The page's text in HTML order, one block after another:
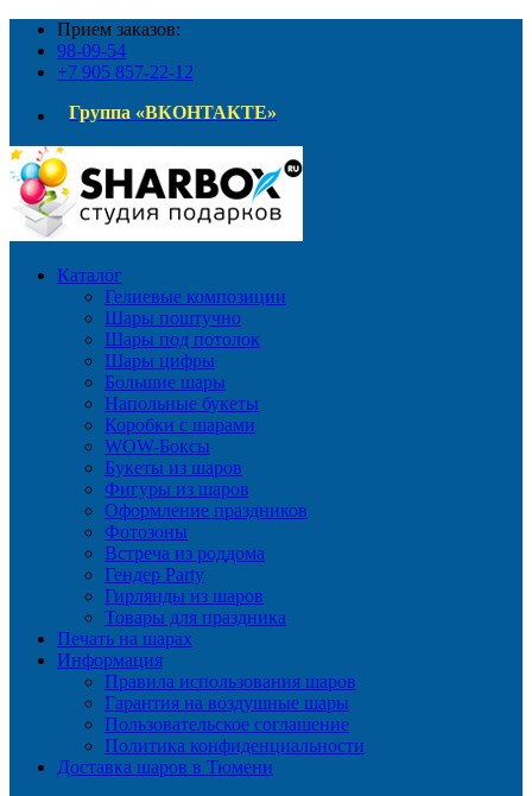
Прием заказов:
98-09-54
+7 905 857-22-12
Группа «ВКОНТАКТЕ»
Каталог
Гелиевые композиции
Шары поштучно
Шары под потолок
Шары цифры
Большие шары
Напольные букеты
Коробки с шарами
WOW-Боксы
Букеты из шаров
Фигуры из шаров
Оформление праздников
Фотозоны
Встреча из роддома
Гендер Party
Гирлянды из шаров
Товары для праздника
Печать на шарах
Информация
Правила использования шаров
Гарантия на воздушные шары
Пользовательское соглашение
Политика конфиденциальности
Доставка шаров в Тюмени